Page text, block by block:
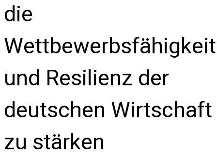
die
Wettbewerbsfähigkeit
und Resilienz der
deutschen Wirtschaft
zu stärken